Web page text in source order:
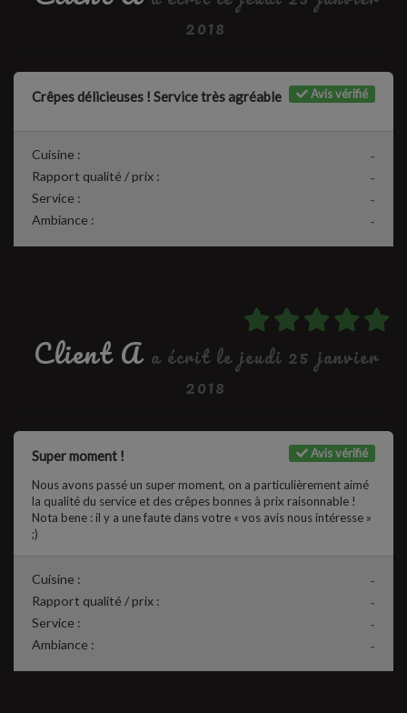
2018
Avis vérifié
Crêpes délicieuses ! Service très agréable
-
Cuisine :
-
Rapport qualité / prix :
-
Service :
-
Ambiance :
Client A a écrit le jeudi 25 janvier
2018
Avis vérifié
Super moment !
Nous avons passé un super moment, on a particulièrement aimé
la qualité du service et des crêpes bonnes à prix raisonnable !
Nota bene : il y a une faute dans votre « vos avis nous intéresse »
;)
-
Cuisine :
-
Rapport qualité / prix :
-
Service :
-
Ambiance :